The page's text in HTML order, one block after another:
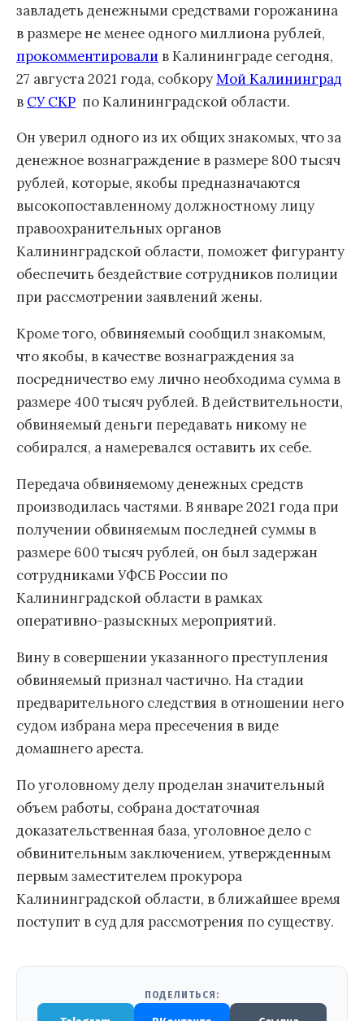
завладеть денежными средствами горожанина
в размере не менее одного миллиона рублей,
прокомментировали в Калининграде сегодня,
27 августа 2021 года, собкоруМой Калининград
в СУ СКР по Калининградской области.
Он уверил одного из их общих знакомых, что за
денежное вознаграждение в размере 800 тысяч
рублей, которые, якобы предназначаются
высокопоставленному должностному лицу
правоохранительных органов
Калининградской области, поможет фигуранту
обеспечить бездействие сотрудников полиции
при рассмотрении заявлений жены.
Кроме того, обвиняемый сообщил знакомым,
что якобы, в качестве вознаграждения за
посредничество ему лично необходима сумма в
размере 400 тысяч рублей. В действительности,
обвиняемый деньги передавать никому не
собирался, а намеревался оставить их себе.
Передача обвиняемому денежных средств
производилась частями. В январе 2021 года при
получении обвиняемым последней суммы в
размере 600 тысяч рублей, он был задержан
сотрудниками УФСБ России по
Калининградской области в рамках
оперативно-разыскных мероприятий.
Вину в совершении указанного преступления
обвиняемый признал частично. На стадии
предварительного следствия в отношении него
судом избрана мера пресечения в виде
домашнего ареста.
По уголовному делу проделан значительный
объем работы, собрана достаточная
доказательственная база, уголовное дело с
обвинительным заключением, утвержденным
первым заместителем прокурора
Калининградской области, в ближайшее время
поступит в суд для рассмотрения по существу.
ПОДЕЛИТЬСЯ: